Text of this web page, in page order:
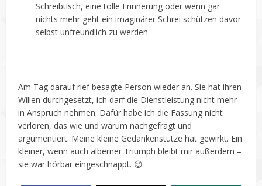
Schreibtisch, eine tolle Erinnerung oder wenn gar
nichts mehr geht ein imaginärer Schrei schützen davor
selbst unfreundlich zu werden
Am Tag darauf rief besagte Person wieder an. Sie hat ihren
Willen durchgesetzt, ich darf die Dienstleistung nicht mehr
in Anspruch nehmen. Dafür habe ich die Fassung nicht
verloren, das wie und warum nachgefragt und
argumentiert. Meine kleine Gedankenstütze hat gewirkt. Ein
kleiner, wenn auch alberner Triumph bleibt mir außerdem –
sie war hörbar eingeschnappt. 😉